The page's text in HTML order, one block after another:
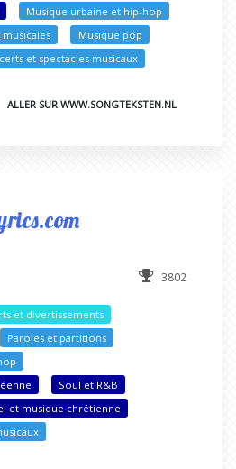
Musique urbaine et hip-hop
musicales
Musique pop
et spectacles musicaux
ALLER SUR WWW.SONGTEKSTEN.NL
3802
et divertissements
Paroles et partitions
Soul et R&B
et musique chrétienne